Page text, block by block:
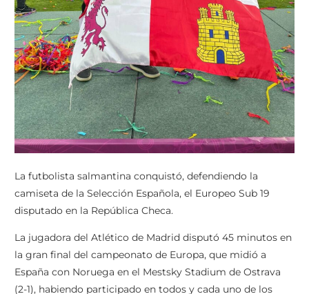
La futbolista salmantina conquistó, defendiendo la
camiseta de la Selección Española, el Europeo Sub 19
disputado en la República Checa.
La jugadora del Atlético de Madrid disputó 45 minutos en
la gran final del campeonato de Europa, que midió a
España con Noruega en el Mestsky Stadium de Ostrava
(2-1), habiendo participado en todos y cada uno de los